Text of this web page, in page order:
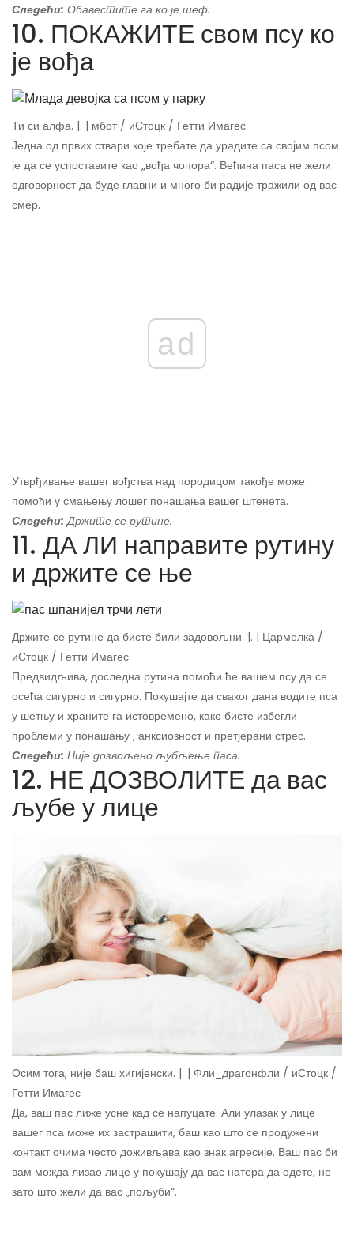
Следећи: Обавестите га ко је шеф.
10. ПОКАЖИТЕ свом псу ко
је вођа
Ти си алфа. |. | мбот / иСтоцк / Гетти Имагес
Једна од првих ствари које требате да урадите са својим псом
је да се успоставите као „вођа чопора“. Већина паса не жели
одговорност да буде главни и много би радије тражили од вас
смер.
ad
Утврђивање вашег вођства над породицом такође може
помоћи у смањењу лошег понашања вашег штенета.
Следећи: Држите се рутине.
11. ДА ЛИ направите рутину
и држите се ње
Држите се рутине да бисте били задовољни. |. | Цармелка /
иСтоцк / Гетти Имагес
Предвидљива, доследна рутина помоћи ће вашем псу да се
осећа сигурно и сигурно. Покушајте да сваког дана водите пса
у шетњу и храните га истовремено, како бисте избегли
проблеми у понашању , анксиозност и претјерани стрес.
Следећи: Није дозвољено љубљење паса.
12. НЕ ДОЗВОЛИТЕ да вас
љубе у лице
Осим тога, није баш хигијенски. |. | Фли_драгонфли / иСтоцк /
Гетти Имагес
Да, ваш пас лиже усне кад се напуцате. Али улазак у лице
вашег пса може их застрашити, баш као што се продужени
контакт очима често доживљава као знак агресије. Ваш пас би
вам можда лизао лице у покушају да вас натера да одете, не
зато што жели да вас „пољуби“.